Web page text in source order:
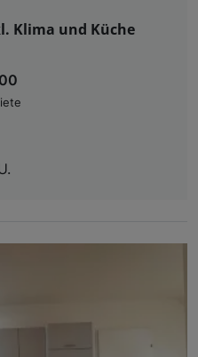
Klima und Küche